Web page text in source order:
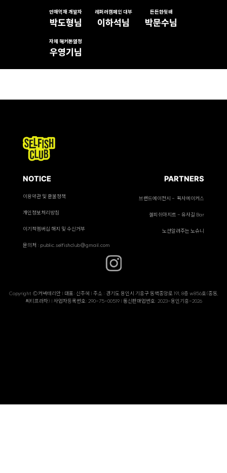
만재억재 개발자
박도형님
레퍼러캠페인 대부
이하석님
든든한뒷배
박문수님
자체 해커톤열정
우영기님
NOTICE PARTNERS
이용약관 및 환불정책 브랜드에이전시 - 픽사메이커스
개인정보처리방침 셀피쉬아지트 - 유사길 Bar
이기적멤버십 해지 및 수신거부 노션알려주는 노슈니
문의처 : public.selfishclub@gmail.com
Copyright ©커넥테리안 | 대표: 신주혜 | 주소 : 경기도 용인시 기흥구 동백중앙로 191, 8층 w856호(중동,
씨티프라자) | 사업자등록번호: 290-75-00519 | 통신판매업번호: 2023-용인기흥-2026